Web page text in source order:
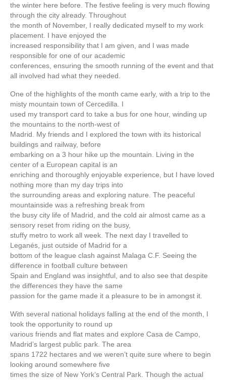
the winter here before. The festive feeling is very much flowing
through the city already. Throughout
the month of November, I really dedicated myself to my work
placement. I have enjoyed the
increased responsibility that I am given, and I was made
responsible for one of our academic
conferences, ensuring the smooth running of the event and that
all involved had what they needed.
One of the highlights of the month came early, with a trip to the
misty mountain town of Cercedilla. I
used my transport card to take a bus for one hour, winding up
the mountains to the north-west of
Madrid. My friends and I explored the town with its historical
buildings and railway, before
embarking on a 3 hour hike up the mountain. Living in the
center of a European capital is an
enriching and thoroughly enjoyable experience, but I have loved
nothing more than my day trips into
the surrounding areas and exploring nature. The peaceful
mountainside was a refreshing break from
the busy city life of Madrid, and the cold air almost came as a
sensory reset from riding on the busy,
stuffy metro to work all week. The next day I travelled to
Leganés, just outside of Madrid for a
bottom of the league clash against Malaga C.F. Seeing the
difference in football culture between
Spain and England was insightful, and to also see that despite
the differences they have the same
passion for the game made it a pleasure to be in amongst it.
With several national holidays falling at the end of the month, I
took the opportunity to round up
various friends and flat mates and explore Casa de Campo,
Madrid’s largest public park. The area
spans 1722 hectares and we weren’t quite sure where to begin
looking around somewhere five
times the size of New York’s Central Park. Though the actual